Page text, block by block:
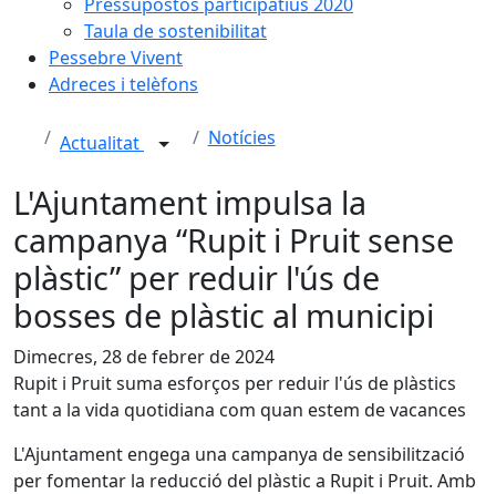
Taula de sostenibilitat
Pessebre Vivent
Adreces i telèfons
Actualitat Notícies
L'Ajuntament impulsa la
campanya “Rupit i Pruit sense
plàstic” per reduir l'ús de
bosses de plàstic al municipi
Dimecres, 28 de febrer de 2024
Rupit i Pruit suma esforços per reduir l'ús de plàstics
tant a la vida quotidiana com quan estem de vacances
L'Ajuntament engega una campanya de sensibilització
per fomentar la reducció del plàstic a Rupit i Pruit. Amb